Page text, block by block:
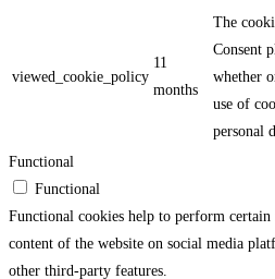
viewed_cookie_policy
11
months
The
Consent
whether
use of
personal
Functional
Functional
Functional cookies help to perform
content of the website on social media
other third-party features.